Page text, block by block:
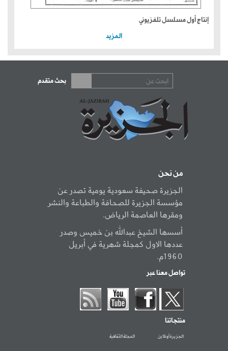
إنتاج أول مسلسل تلفزيوني
المزيد
بحث متقدم
من نحن
الجزيرة صحيفة سعودية يومية تصدر عن
مؤسسة الجزيرة للصحافة والطباعة والنشر
ومقرها العاصمة الرياض.
أسسها الشيخ عبدالله بن خميس وصدر
عددها الاول كمجلة شهرية في أبريل
1960م.
تواصل معنا عبر
منتجاتنا
الجزيرة أونلاين المجلة الثقافية